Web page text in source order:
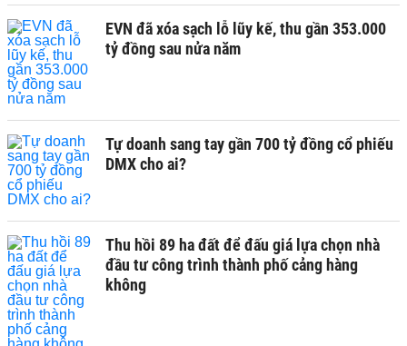
EVN đã xóa sạch lỗ lũy kế, thu gần 353.000
tỷ đồng sau nửa năm
Tự doanh sang tay gần 700 tỷ đồng cổ phiếu
DMX cho ai?
Thu hồi 89 ha đất để đấu giá lựa chọn nhà
đầu tư công trình thành phố cảng hàng
không